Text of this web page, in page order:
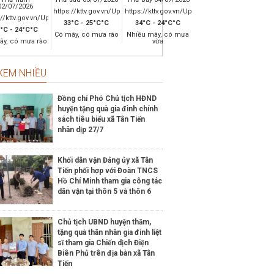
số 03/2021/NQ-HĐND ngày 16/7/2021 của
tỉnh Về chính sách hỗ trợ phát triển sản xuất
lâm nghiệp, thủy sản hàng hóa; sản phẩm
và xây dựng nông thôn mới trên địa bàn tỉnh
số 55/NQ-HĐND ngày 20/11/2020 của
giao thông nông thôn và xây dựng cầu trên
giao thông nông thôn, giai đoạn 2021-2025
07/2026
kttv.gov.vn/Upload/WeatherSymbol/icon_resized/2301.png
- 24°C°C
có mưa rào
https://kttv.gov.vn/Upload/WeatherSymbol/icon_resized/2301.png
33°C - 25°C°C
Có mây, có mưa rào
https://kttv.gov.vn/Upload/WeatherSymbol/
34°C - 24°C°C
Nhiều mây, có mưa
vừa
NHIỀU
Đồng chí Phó Chủ tịch HĐND
huyện tặng quà gia đình chính
sách tiêu biểu xã Tân Tiến
nhân dịp 27/7
Khối dân vận Đảng ủy xã Tân
Tiến phối hợp với Đoàn TNCS
Hồ Chí Minh tham gia công tác
dân vận tại thôn 5 và thôn 6
Chủ tịch UBND huyện thăm,
tặng quà thân nhân gia đình liệt
sĩ tham gia Chiến dịch Điện
Biên Phủ trên địa bàn xã Tân
Tiến